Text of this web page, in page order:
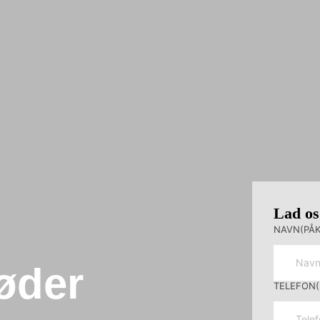
Lad
NAVN
TELEFON